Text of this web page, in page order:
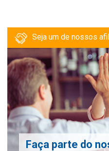
Seja um de nossos
Faça parte do